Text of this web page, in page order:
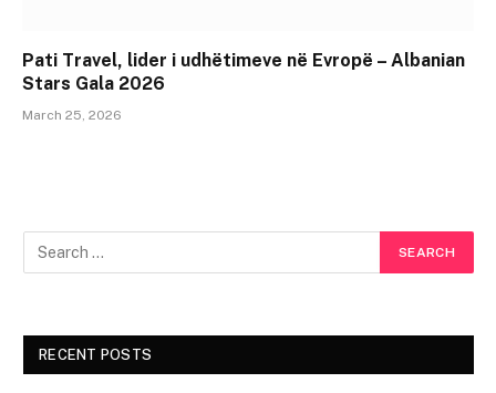
Pati Travel, lider i udhëtimeve në Evropë – Albanian
Stars Gala 2026
March 25, 2026
RECENT POSTS